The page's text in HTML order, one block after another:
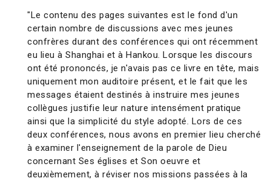
"Le contenu des pages suivantes est le fond d'un
certain nombre de discussions avec mes jeunes
confrères durant des conférences qui ont récemment
eu lieu à Shanghai et à Hankou. Lorsque les discours
ont été prononcés, je n'avais pas ce livre en tête, mais
uniquement mon auditoire présent, et le fait que les
messages étaient destinés à instruire mes jeunes
collègues justifie leur nature intensément pratique
ainsi que la simplicité du style adopté. Lors de ces
deux conférences, nous avons en premier lieu cherché
à examiner l'enseignement de la parole de Dieu
concernant Ses églises et Son oeuvre et
deuxièmement, à réviser nos missions passées à la